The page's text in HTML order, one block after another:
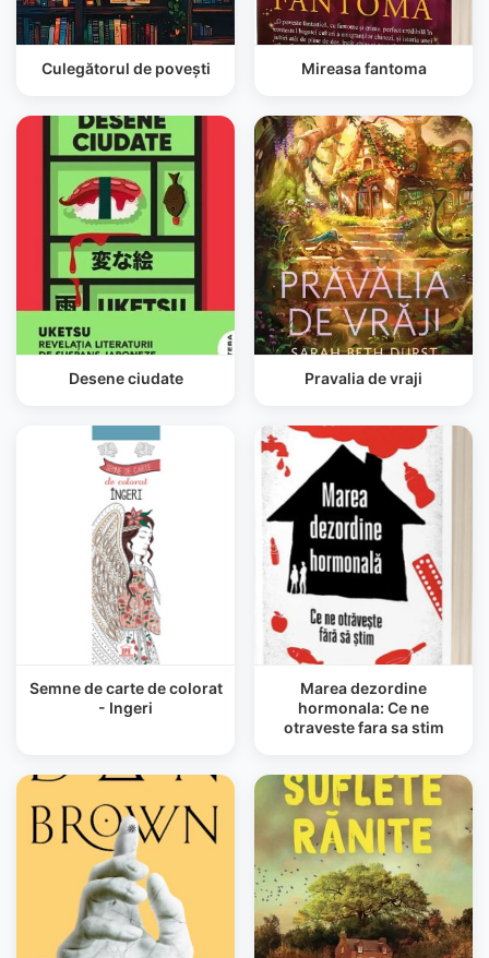
Culegătorul de povești Mireasa fantoma
Desene ciudate Pravalia de vraji
Semne de carte de colorat
- Ingeri
Marea dezordine
hormonala: Ce ne
otraveste fara sa stim